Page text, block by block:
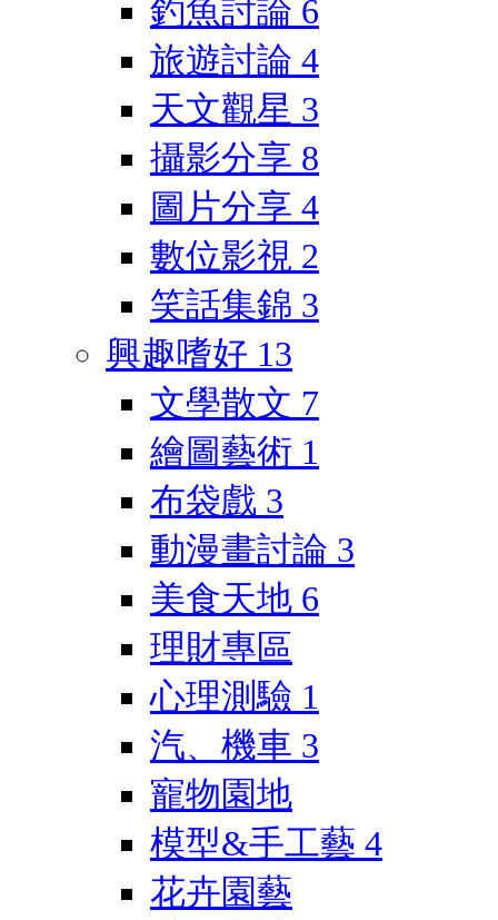
釣魚討論 6
旅遊討論 4
天文觀星 3
攝影分享 8
圖片分享 4
數位影視 2
笑話集錦 3
興趣嗜好 13
文學散文 7
繪圖藝術 1
布袋戲 3
動漫畫討論 3
美食天地 6
理財專區
心理測驗 1
汽、機車 3
寵物園地
模型&手工藝 4
花卉園藝